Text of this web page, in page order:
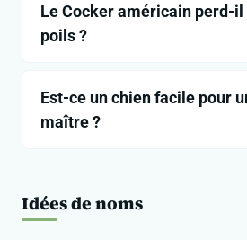
Le Cocker américain perd-il
poils ?
Est-ce un chien facile pour
maître ?
Idées de noms